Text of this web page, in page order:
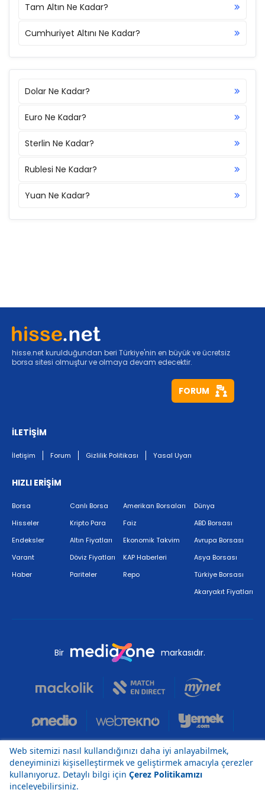
Tam Altın Ne Kadar?
Cumhuriyet Altını Ne Kadar?
Dolar Ne Kadar?
Euro Ne Kadar?
Sterlin Ne Kadar?
Rublesi Ne Kadar?
Yuan Ne Kadar?
hisse.net kurulduğundan beri Türkiye'nin en büyük ve ücretsiz
borsa sitesi olmuştur ve olmaya devam edecektir.
FORUM
İLETİŞİM
İletişim Forum Gizlilik Politikası Yasal Uyarı
HIZLI ERİŞİM
Borsa
Hisseler
Endeksler
Varant
Haber
Canlı Borsa
Kripto Para
Altın Fiyatları
Döviz Fiyatları
Pariteler
Amerikan Borsaları
Faiz
Ekonomik Takvim
KAP Haberleri
Repo
Dünya
ABD Borsası
Avrupa Borsası
Asya Borsası
Türkiye Borsası
Akaryakıt Fiyatları
Bir markasıdır.